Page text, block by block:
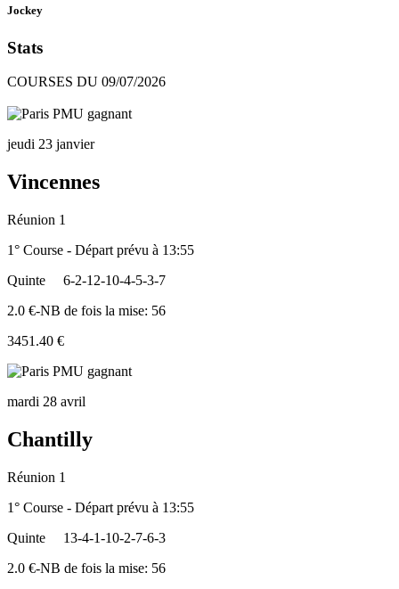
Jockey
Stats
COURSES DU 09/07/2026
jeudi 23 janvier
Vincennes
Réunion 1
1° Course - Départ prévu à 13:55
Quinte
6-2-12-10-4-5-3-7
2.0 €-NB de fois la mise: 56
3451.40 €
mardi 28 avril
Chantilly
Réunion 1
1° Course - Départ prévu à 13:55
Quinte
13-4-1-10-2-7-6-3
2.0 €-NB de fois la mise: 56